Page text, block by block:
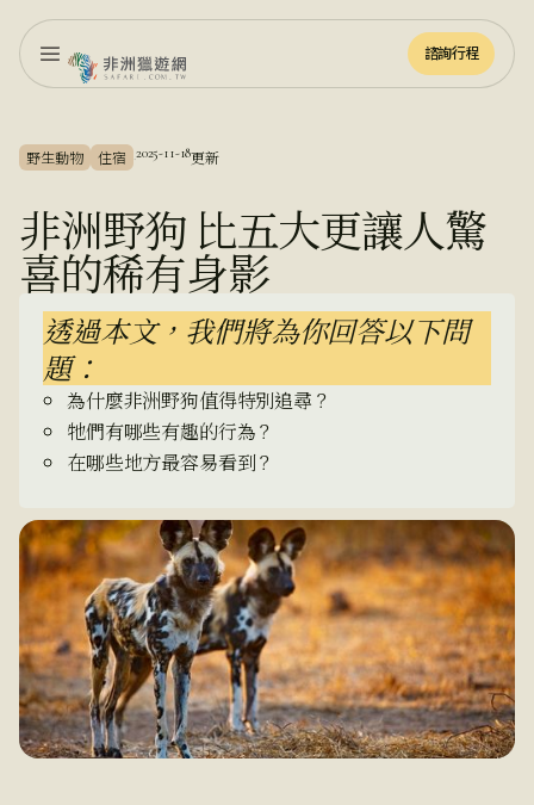
諮詢行程
諮詢行程
野生動物 住宿 ·2025-11-18更新
非洲野狗 比五大更讓人驚
喜的稀有身影
透過本文，我們將為你回答以下問
題：
為什麼非洲野狗值得特別追尋？
牠們有哪些有趣的行為？
在哪些地方最容易看到？